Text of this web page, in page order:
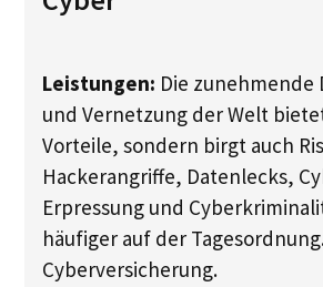
Leistungen: Die zunehmende
und Vernetzung der Welt
Vorteile, sondern birgt auch
Hackerangriffe, Datenlecks,
Erpressung und
häufiger auf der
Cyberversicherung.